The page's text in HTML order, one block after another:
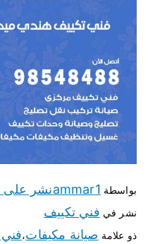
بواسطة ammar1نشر على
نشر في فني تكييف
ذو علامة صيانة مكيفات،